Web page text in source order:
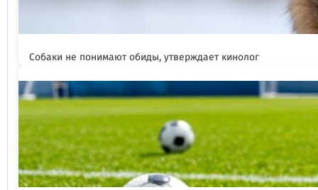
Собаки не понимают обиды, утверждает кинолог